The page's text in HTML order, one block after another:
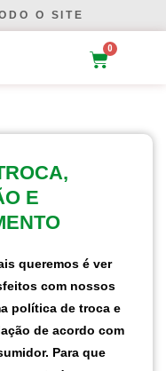
O SITE
0
Carrinho
E
queremos é ver
com nossos
política de troca e
de acordo com
Para que